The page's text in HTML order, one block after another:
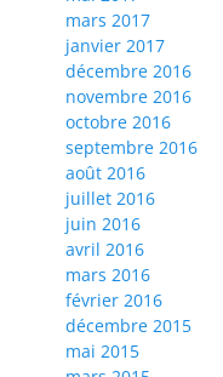
mars 2017
janvier 2017
décembre 2016
novembre 2016
octobre 2016
septembre 2016
août 2016
juillet 2016
juin 2016
avril 2016
mars 2016
février 2016
décembre 2015
mai 2015